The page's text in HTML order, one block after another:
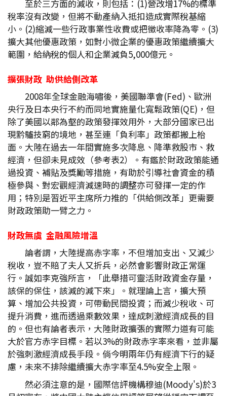
至於三方面的減收，則包括：(1)營改增17%的標準
稅率沒有改變，但將不動產納入抵扣造成實際稅基縮
小。(2)縮減一些行政事業性收費或把徵收率降為零。(3)
擴大其他優惠政策，如對小微企業的優惠政策繼續擴大
範圍，給納稅的個人和企業減負5,000億元。
擴張財政 助供給側改革
2008年全球金融海嘯後，美國聯準會(Fed)、歐洲
央行及日本央行不約而同地實施量化寬鬆政策(QE)，但
除了美國以鄰為壑的政策發揮效用外，大部分國家已出
現黔驢技窮的境地，甚至連「負利率」政策都搬上枱
面。大陸在過去一年間實施多次降息、降準救股市、救
經濟，但卻未見成效（參考表2）。有鑑於財政政策能通
過投資、補貼及獎勵等措施，有助於引導社會資金的積
極參與、對宏觀經濟減速時的調整亦可發揮一定的作
用；特別是習近平主席所力推的「供給側改革」更需要
財政政策助一臂之力。
財政無虞 金融風險增溫
論者謂，大陸提高赤字率，不但增加支出、又減少
稅收，豈不賠了夫人又折兵，必然會影響財政正常運
行。誠如李克強所言，「此舉措可靈活財政資金存量，
該保的保住，該減的減下來」。就理論上言，擴大預
算、增加公共投資，可帶動民間投資；而減少稅收、可
提升消費，進而透過乘數效果，達成刺激經濟成長的目
的。但也有論者表示，大陸財政擴張的實際力道有可能
大於官方赤字目標。若以3%的財政赤字率來看，並非屬
於強刺激經濟成長手段。倘今明兩年仍有經濟下行的疑
慮，未來不排除繼續擴大赤字率至4.5%安全上限。
然必須注意的是，國際信評機構穆迪(Moody's)於3